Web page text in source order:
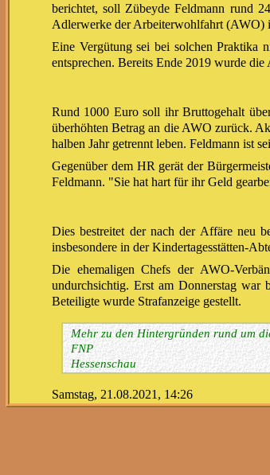
berichtet, soll Zübeyde Feldmann rund
Adlerwerke der Arbeiterwohlfahrt (AWO)
Eine Vergütung sei bei solchen Praktika
entsprechen. Bereits Ende 2019 wurde
Rund 1000 Euro soll ihr Bruttogehalt
überhöhten Betrag an die AWO zurück.
halben Jahr getrennt leben. Feldmann ist
Gegenüber dem HR gerät der
Feldmann. "Sie hat hart für ihr Geld
Dies bestreitet der nach der Affäre neu
insbesondere in der Kindertagesstätten-
Die ehemaligen Chefs der AWO-
undurchsichtig. Erst am Donnerstag
Beteiligte wurde Strafanzeige gestellt.
Mehr zu den Hintergründen rund um
FNP
Hessenschau
Samstag, 21.08.2021, 14:26